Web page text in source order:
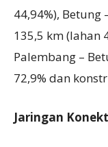
44,94%), Betung
135,5 km (lahan
Palembang –
72,9% dan
Jaringan K